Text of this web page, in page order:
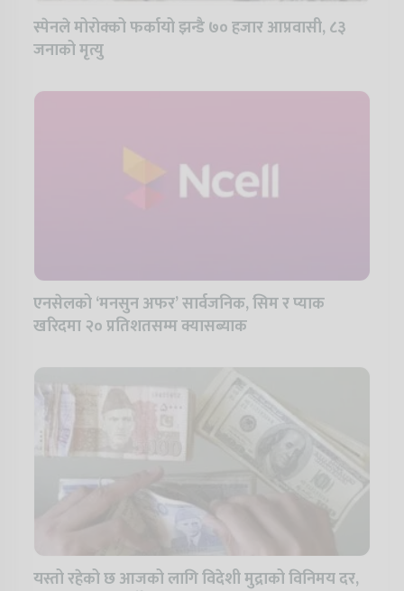
स्पेनले मोरोक्को फर्कायो झन्डै ७० हजार आप्रवासी, ८३
जनाको मृत्यु
एनसेलको ‘मनसुन अफर’ सार्वजनिक, सिम र प्याक
खरिदमा २० प्रतिशतसम्म क्यासब्याक
यस्तो रहेको छ आजको लागि विदेशी मुद्राको विनिमय दर,